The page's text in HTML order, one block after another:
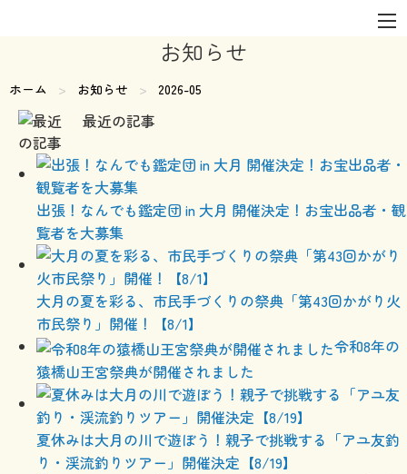
お知らせ
ホーム お知らせ 現在のページ:
2026-05
最近の記事
出張！なんでも鑑定団 in 大月 開催決定！お宝出品者・観
覧者を大募集
大月の夏を彩る、市民手づくりの祭典「第43回かがり火
市民祭り」開催！【8/1】
令和8年の
猿橋山王宮祭典が開催されました
夏休みは大月の川で遊ぼう！親子で挑戦する「アユ友釣
り・渓流釣りツアー」開催決定【8/19】